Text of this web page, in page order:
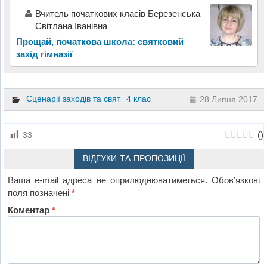
Вчитель початкових класів Березенська
Світлана Іванівна
Прощай, початкова школа: святковий
захід гімназії
Сценарії заходів та свят 4 клас 28 Липня 2017
33 ()
ВІДГУКИ ТА ПРОПОЗИЦІЇ
Ваша e-mail адреса не оприлюднюватиметься. Обов’язкові
поля позначені*
Коментар*